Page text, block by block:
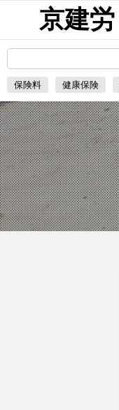
京建労
保険料 健康保険